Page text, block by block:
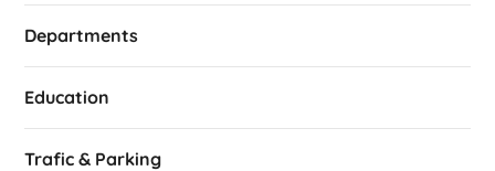
Departments
Education
Trafic & Parking